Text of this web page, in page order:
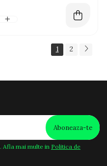
1 2
Afla mai multe in Politica de